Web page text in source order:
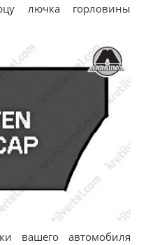
лючка горловины
вашего автомобиля